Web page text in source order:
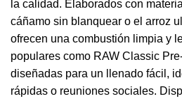
la calidad. Elaborados con
cáñamo sin blanquear o el arroz
ofrecen una combustión limpia y
populares como RAW Classic
diseñadas para un llenado fácil,
rápidas o reuniones sociales.